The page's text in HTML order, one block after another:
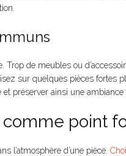
Trop de meubles ou
sur quelques pièces fortes
préserver ainsi une ambiance
point
l’atmosphère d’une pièce.